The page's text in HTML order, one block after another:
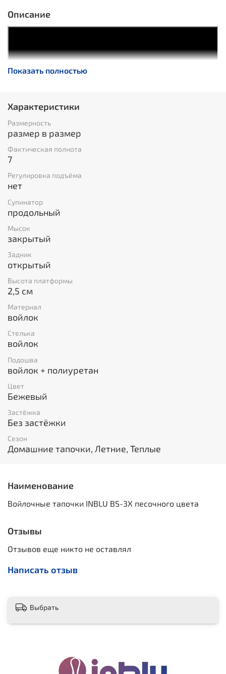
Описание
Показать полностью
Характеристики
Размерность
размер в размер
Фактическая полнота
7
Регулировка подъёма
нет
Супинатор
продольный
Мысок
закрытый
Задник
открытый
Высота платформы
2,5 см
Материал
войлок
Стелька
войлок
Подошва
войлок + полиуретан
Цвет
Бежевый
Застёжка
Без застёжки
Сезон
Домашние тапочки, Летние, Теплые
Наименование
Войлочные тапочки INBLU BS-3X песочного цвета
Отзывы
Отзывов еще никто не оставлял
Написать отзыв
Выбрать